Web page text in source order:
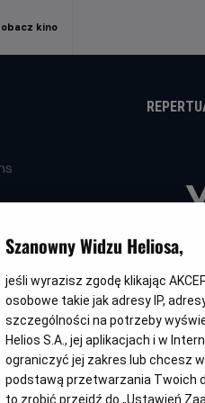
kino
Kenjiro
Szanowny Widzu Heliosa,
jeśli wyrazisz zgodę klikając
osobowe takie jak adresy IP,
szczególności na potrzeby
Helios S.A., jej aplikacjach i w
ograniczyć jej zakres lub chcesz
podstawą przetwarzania Twoich
to zrobić przejdź do „Ustawień